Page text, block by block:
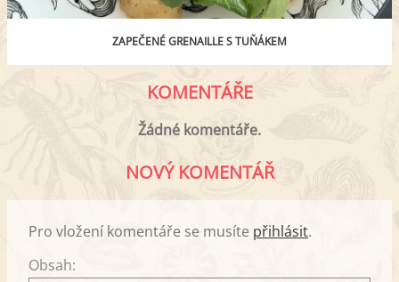
ZAPEČENÉ GRENAILLE S TUŇÁKEM
KOMENTÁŘE
Žádné komentáře.
NOVÝ KOMENTÁŘ
Pro vložení komentáře se musíte přihlásit.
Obsah: